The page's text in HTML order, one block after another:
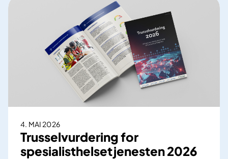
4. MAI 2026
Trusselvurdering for
spesialisthelsetjenesten 2026